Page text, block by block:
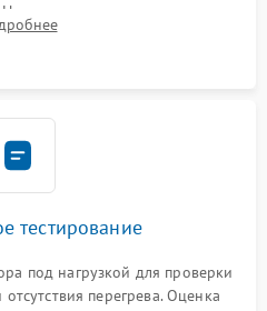
подключение всех
и закрытие корпуса
тестирование
под нагрузкой для проверки
перегрева. Оценка